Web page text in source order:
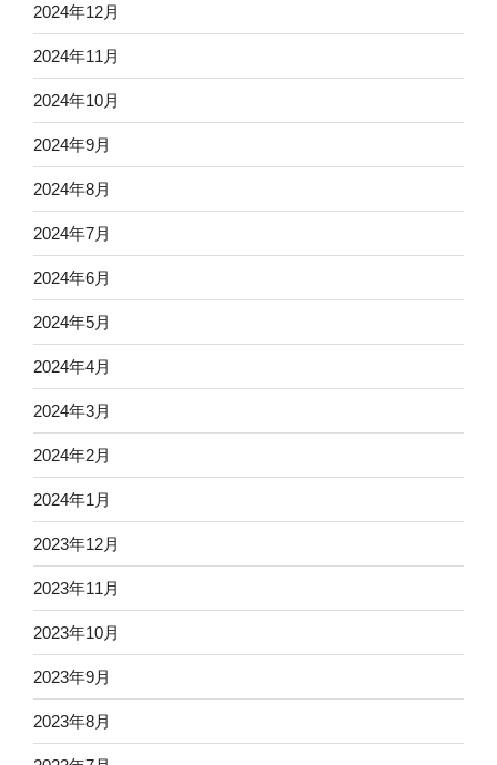
2024年12月
2024年11月
2024年10月
2024年9月
2024年8月
2024年7月
2024年6月
2024年5月
2024年4月
2024年3月
2024年2月
2024年1月
2023年12月
2023年11月
2023年10月
2023年9月
2023年8月